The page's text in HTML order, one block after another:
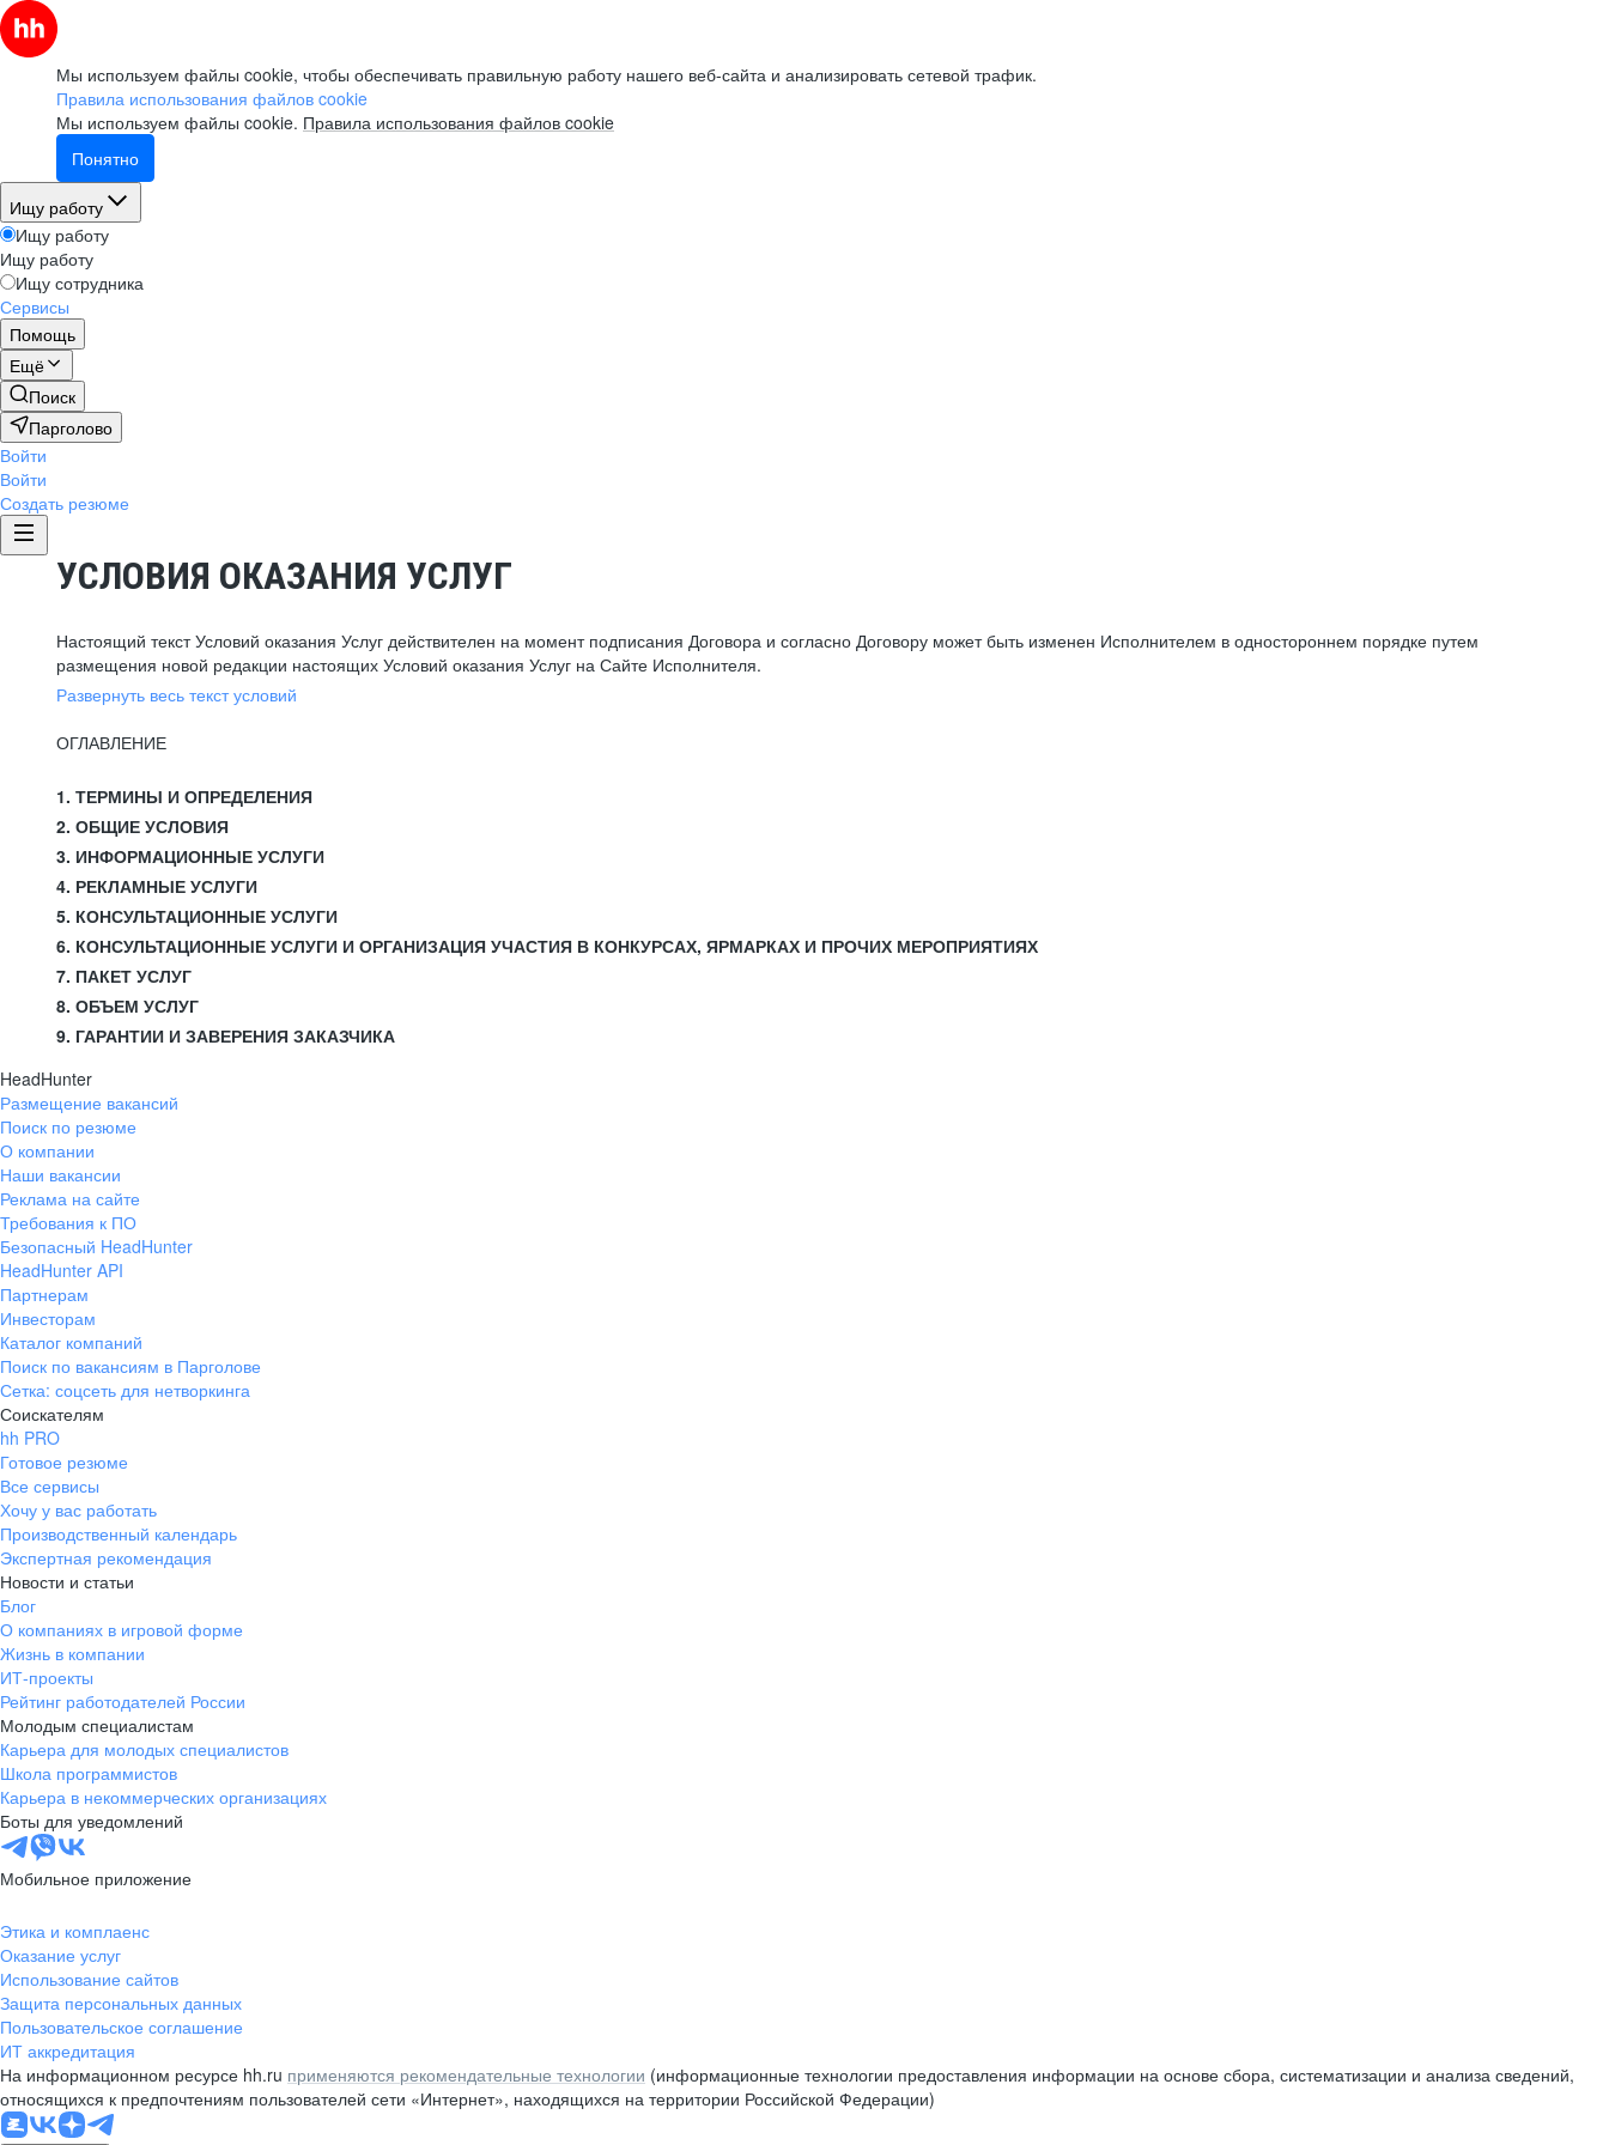
Мы используем файлы cookie, чтобы обеспечивать правильную работу нашего веб-сайта и анализировать сетевой трафик.
Правила использования файлов cookie
Мы используем файлы cookie. Правила использования файлов cookie
Понятно
Ищу работу
Ищу работу
Ищу работу
Ищу сотрудника
Сервисы
Помощь
Ещё
Поиск
Парголово
Войти
Войти
Создать резюме
УСЛОВИЯ ОКАЗАНИЯ УСЛУГ
Настоящий текст Условий оказания Услуг действителен на момент подписания Договора и согласно Договору может быть изменен Исполнителем в одностороннем порядке путем
размещения новой редакции настоящих Условий оказания Услуг на Сайте Исполнителя.
Развернуть весь текст условий
ОГЛАВЛЕНИЕ
1. ТЕРМИНЫ И ОПРЕДЕЛЕНИЯ
2. ОБЩИЕ УСЛОВИЯ
3. ИНФОРМАЦИОННЫЕ УСЛУГИ
4. РЕКЛАМНЫЕ УСЛУГИ
5. КОНСУЛЬТАЦИОННЫЕ УСЛУГИ
6. КОНСУЛЬТАЦИОННЫЕ УСЛУГИ И ОРГАНИЗАЦИЯ УЧАСТИЯ В КОНКУРСАХ, ЯРМАРКАХ И ПРОЧИХ МЕРОПРИЯТИЯХ
7. ПАКЕТ УСЛУГ
8. ОБЪЕМ УСЛУГ
9. ГАРАНТИИ И ЗАВЕРЕНИЯ ЗАКАЗЧИКА
HeadHunter
Размещение вакансий
Поиск по резюме
О компании
Наши вакансии
Реклама на сайте
Требования к ПО
Безопасный HeadHunter
HeadHunter API
Партнерам
Инвесторам
Каталог компаний
Поиск по вакансиям в Парголове
Сетка: соцсеть для нетворкинга
Соискателям
hh PRO
Готовое резюме
Все сервисы
Хочу у вас работать
Производственный календарь
Экспертная рекомендация
Новости и статьи
Блог
О компаниях в игровой форме
Жизнь в компании
ИТ-проекты
Рейтинг работодателей России
Молодым специалистам
Карьера для молодых специалистов
Школа программистов
Карьера в некоммерческих организациях
Боты для уведомлений
Мобильное приложение
Этика и комплаенс
Оказание услуг
Использование сайтов
Защита персональных данных
Пользовательское соглашение
ИТ аккредитация
На информационном ресурсе hh.ru применяются рекомендательные технологии (информационные технологии предоставления информации на основе сбора, систематизации и анализа сведений,
относящихся к предпочтениям пользователей сети «Интернет», находящихся на территории Российской Федерации)